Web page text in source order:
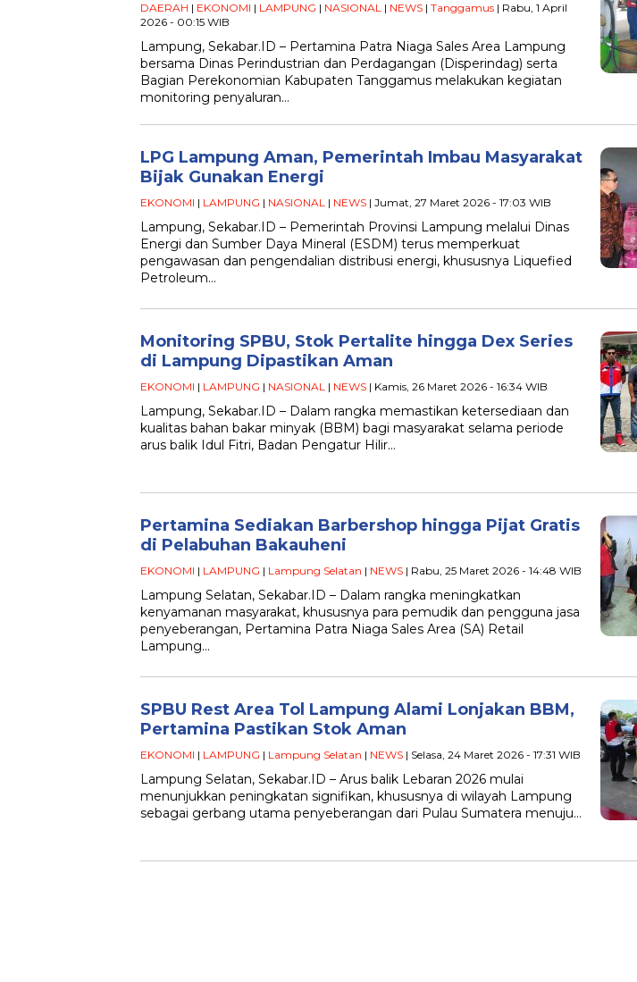
DAERAH | EKONOMI | LAMPUNG | NASIONAL | NEWS | Tanggamus | Rabu, 1 April
2026 - 00:15 WIB
Lampung, Sekabar.ID – Pertamina Patra Niaga Sales Area Lampung
bersama Dinas Perindustrian dan Perdagangan (Disperindag) serta
Bagian Perekonomian Kabupaten Tanggamus melakukan kegiatan
monitoring penyaluran…
LPG Lampung Aman, Pemerintah Imbau Masyarakat
Bijak Gunakan Energi
EKONOMI | LAMPUNG | NASIONAL | NEWS | Jumat, 27 Maret 2026 - 17:03 WIB
Lampung, Sekabar.ID – Pemerintah Provinsi Lampung melalui Dinas
Energi dan Sumber Daya Mineral (ESDM) terus memperkuat
pengawasan dan pengendalian distribusi energi, khususnya Liquefied
Petroleum…
Monitoring SPBU, Stok Pertalite hingga Dex Series
di Lampung Dipastikan Aman
EKONOMI | LAMPUNG | NASIONAL | NEWS | Kamis, 26 Maret 2026 - 16:34 WIB
Lampung, Sekabar.ID – Dalam rangka memastikan ketersediaan dan
kualitas bahan bakar minyak (BBM) bagi masyarakat selama periode
arus balik Idul Fitri, Badan Pengatur Hilir…
Pertamina Sediakan Barbershop hingga Pijat Gratis
di Pelabuhan Bakauheni
EKONOMI | LAMPUNG | Lampung Selatan | NEWS | Rabu, 25 Maret 2026 - 14:48 WIB
Lampung Selatan, Sekabar.ID – Dalam rangka meningkatkan
kenyamanan masyarakat, khususnya para pemudik dan pengguna jasa
penyeberangan, Pertamina Patra Niaga Sales Area (SA) Retail
Lampung…
SPBU Rest Area Tol Lampung Alami Lonjakan BBM,
Pertamina Pastikan Stok Aman
EKONOMI | LAMPUNG | Lampung Selatan | NEWS | Selasa, 24 Maret 2026 - 17:31 WIB
Lampung Selatan, Sekabar.ID – Arus balik Lebaran 2026 mulai
menunjukkan peningkatan signifikan, khususnya di wilayah Lampung
sebagai gerbang utama penyeberangan dari Pulau Sumatera menuju…